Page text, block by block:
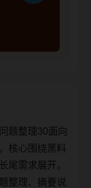
题整理30面向
核心围绕黑料
尾需求展开。
整理、摘要说